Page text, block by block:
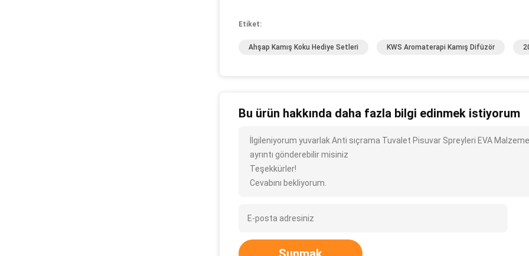
Etiket:
Ahşap Kamış Koku Hediye Setleri KWS Aromaterapi Kamış Difüzör
Bu ürün hakkında daha fazla bilgi edinmek istiyorum
İlgileniyorum yuvarlak Anti sıçrama Tuvalet Pisuvar Spreyleri EVA
ayrıntı gönderebilir misiniz
Teşekkürler!
Cevabını bekliyorum.